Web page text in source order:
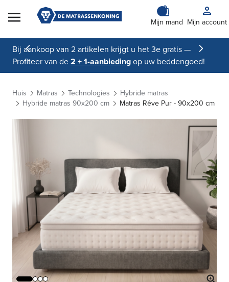
Skip to Content
Mijn mand Mijn account
Bij aankoop van 2 artikelen krijgt u het 3e gratis —
Profiteer van de2 + 1-aanbiedingop uw beddengoed!
Huis Matras Technologies
Hybride matras
Hybride matras 90x200 cm
Matras Rêve Pur - 90x200 cm